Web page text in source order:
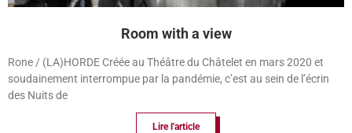
Room with a view
Rone / (LA)HORDE Créée au Théâtre du Châtelet en mars 2020 et
soudainement interrompue par la pandémie, c’est au sein de l’écrin
des Nuits de
Lire l'article